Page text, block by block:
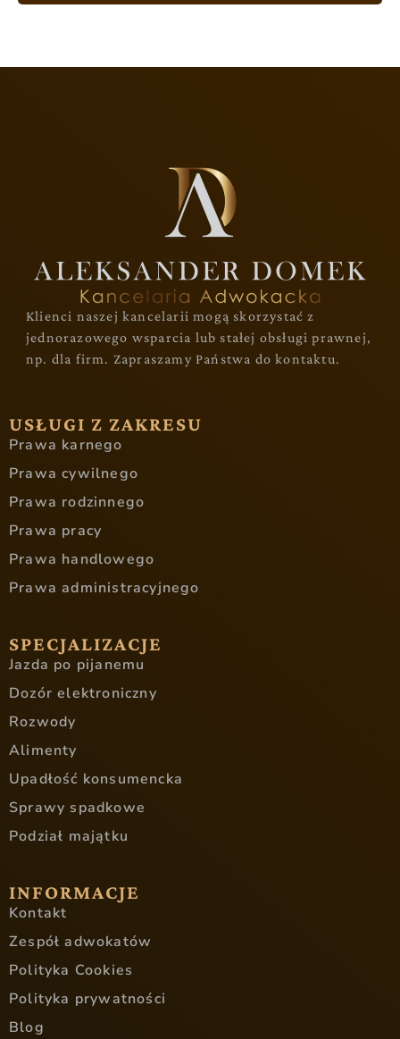
Klienci naszej kancelarii mogą skorzystać z
jednorazowego wsparcia lub stałej obsługi prawnej,
np. dla firm. Zapraszamy Państwa do kontaktu.
USŁUGI Z ZAKRESU
Prawa karnego
Prawa cywilnego
Prawa rodzinnego
Prawa pracy
Prawa handlowego
Prawa administracyjnego
SPECJALIZACJE
Jazda po pijanemu
Dozór elektroniczny
Rozwody
Alimenty
Upadłość konsumencka
Sprawy spadkowe
Podział majątku
INFORMACJE
Kontakt
Zespół adwokatów
Polityka Cookies
Polityka prywatności
Blog